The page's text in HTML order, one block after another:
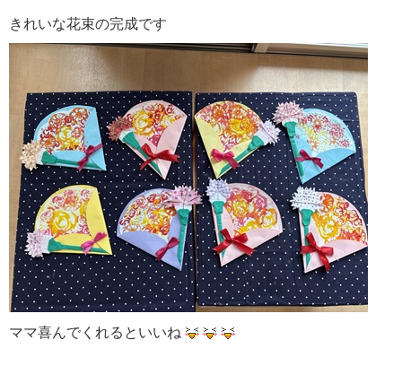
きれいな花束の完成です
ママ喜んでくれるといいね